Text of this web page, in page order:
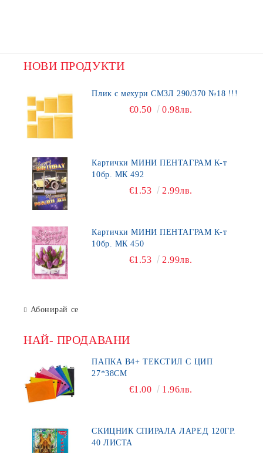
НОВИ ПРОДУКТИ
Плик с мехури СМЗЛ 290/370 №18 !!!
€0.50 0.98лв.
Картички МИНИ ПЕНТАГРАМ К-т
10бр. МК 492
€1.53 2.99лв.
Картички МИНИ ПЕНТАГРАМ К-т
10бр. МК 450
€1.53 2.99лв.
Абонирай се
НАЙ- ПРОДАВАНИ
ПАПКА В4+ ТЕКСТИЛ С ЦИП
27*38СМ
€1.00 1.96лв.
СКИЦНИК СПИРАЛА ЛАРЕД 120ГР.
40 ЛИСТА